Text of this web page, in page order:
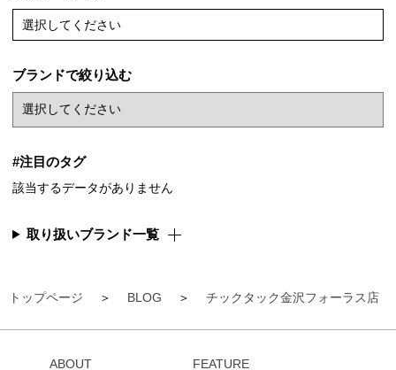
トップページ BLOG チックタック金沢フォーラス店
選択してください
ブランドで絞り込む
#注目のタグ
該当するデータがありません
取り扱いブランド一覧
ABOUT FEATURE